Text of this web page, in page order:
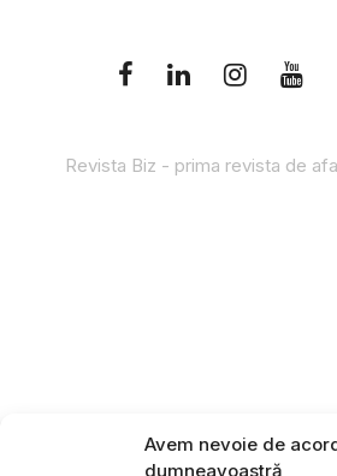
Avem nevoie de
dumneavoastră
Revista Biz - prima revista de